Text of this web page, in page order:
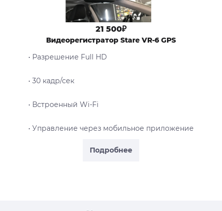
Подробнее
21 500₽
Видеорегистратор Stare VR-6 GPS
• Разрешение Full HD
• 30 кадр/сек
• Встроенный Wi-Fi
• Управление через мобильное приложение